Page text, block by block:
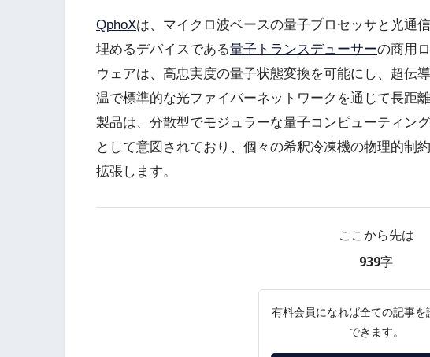
QphoXは、マイクロ波ベースの量子プロセッサと光通
埋めるデバイスである量子トランスデューサーの商用
ウェアは、高忠実度の量子状態変換を可能にし、超伝
温で標準的な光ファイバーネットワークを通じて長距
製品は、分散型でモジュラーな量子コンピューティン
として意図されており、個々の希釈冷凍機の物理的制
拡張します。
ここから先は
939字
有料会員になれば全ての記事を
できます。